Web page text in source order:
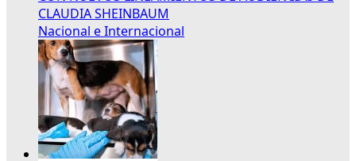
CLAUDIA SHEINBAUM
Nacional e Internacional